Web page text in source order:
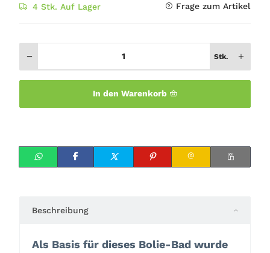
4 Stk. Auf Lager Frage zum Artikel
Stk.
In den Warenkorb
Beschreibung
Als Basis für dieses Bolie-Bad wurde